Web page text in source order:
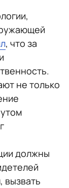
, что за
не только
должны
вызвать